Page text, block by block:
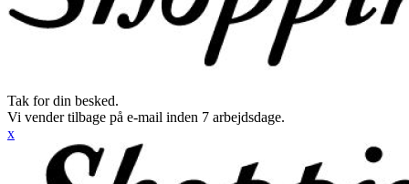
Tak for din besked.
Vi vender tilbage på e-mail inden 7 arbejdsdage.
x